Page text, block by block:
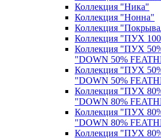
Коллекция "Ника"
Коллекция "Нонна"
Коллекция
Коллекция "ПУХ
Коллекция "ПУХ
"DOWN 50%
Коллекция "ПУХ
"DOWN 50%
Коллекция "ПУХ
"DOWN 80%
Коллекция "ПУХ
"DOWN 80%
Коллекция "ПУХ